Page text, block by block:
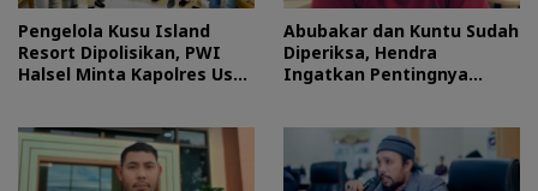
Pengelola Kusu Island
Resort Dipolisikan, PWI
Halsel Minta Kapolres Usut
Abubakar dan Kuntu Sudah
Diperiksa, Hendra
Ingatkan Pentingnya